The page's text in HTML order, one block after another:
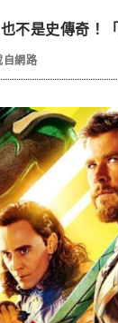
不是史傳奇！
自網路